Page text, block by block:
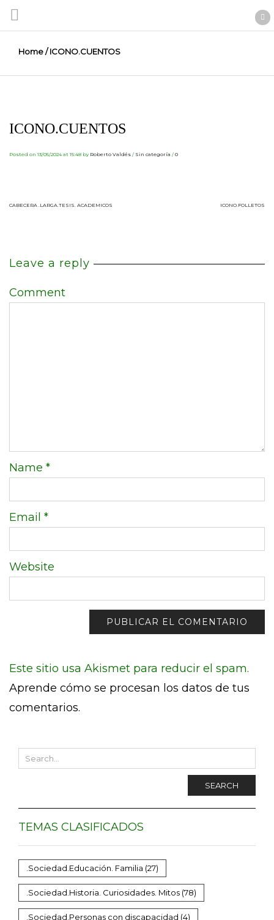
Home/ ICONO.CUENTOS
ICONO.CUENTOS
Posted on 13/05/2024 at 15:48 by Roberto Valdés / Sin categoría / 0
CABECERA .LARGA.TESIS. ACADEMICOS ICONO.FOLLETOS
Leave a reply
Comment
Name *
Email *
Website
Este sitio usa Akismet para reducir el spam.
Aprende cómo se procesan los datos de tus
comentarios.
SEARCH
TEMAS CLASIFICADOS
.Sociedad.Educación. Familia (27)
.Sociedad.Historia. Curiosidades. Mitos (78)
.Sociedad.Personas con discapacidad (4)